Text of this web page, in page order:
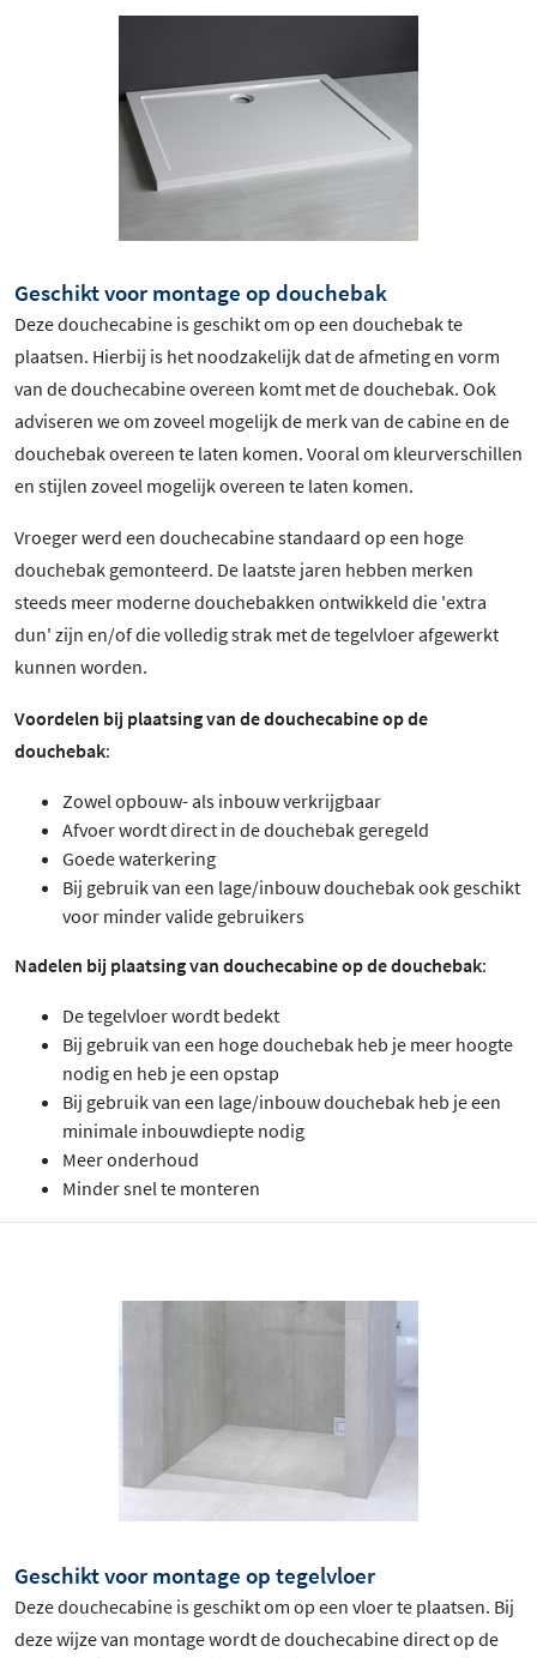
Geschikt voor montage op douchebak
Deze douchecabine is geschikt om op een douchebak te
plaatsen. Hierbij is het noodzakelijk dat de afmeting en vorm
van de douchecabine overeen komt met de douchebak. Ook
adviseren we om zoveel mogelijk de merk van de cabine en de
douchebak overeen te laten komen. Vooral om kleurverschillen
en stijlen zoveel mogelijk overeen te laten komen.
Vroeger werd een douchecabine standaard op een hoge
douchebak gemonteerd. De laatste jaren hebben merken
steeds meer moderne douchebakken ontwikkeld die 'extra
dun' zijn en/of die volledig strak met de tegelvloer afgewerkt
kunnen worden.
Voordelen bij plaatsing van de douchecabine op de
douchebak:
Zowel opbouw- als inbouw verkrijgbaar
Afvoer wordt direct in de douchebak geregeld
Goede waterkering
Bij gebruik van een lage/inbouw douchebak ook geschikt
voor minder valide gebruikers
Nadelen bij plaatsing van douchecabine op de douchebak:
De tegelvloer wordt bedekt
Bij gebruik van een hoge douchebak heb je meer hoogte
nodig en heb je een opstap
Bij gebruik van een lage/inbouw douchebak heb je een
minimale inbouwdiepte nodig
Meer onderhoud
Minder snel te monteren
Geschikt voor montage op tegelvloer
Deze douchecabine is geschikt om op een vloer te plaatsen. Bij
deze wijze van montage wordt de douchecabine direct op de